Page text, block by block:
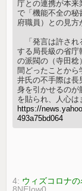
庁との連携が本来
で「機能不全の秘
府職員）との見方
「発言は許され
する局長級の省庁
の派閥の（寺田稔
間どったことか
井氏の不手際は長
身を引かせるのが
を貼られ、人心は
https://
493a75bd064
4: ウィズコロナ